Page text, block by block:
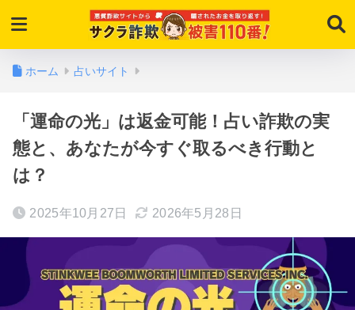
ホーム 占いサイト
「運命の光」は返金可能！占い詐欺の実
態と、あなたが今すぐ取るべき行動と
は？
2025年10月27日 2026年5月28日